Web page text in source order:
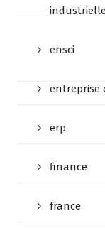
ensci
entreprise
erp
finance
france